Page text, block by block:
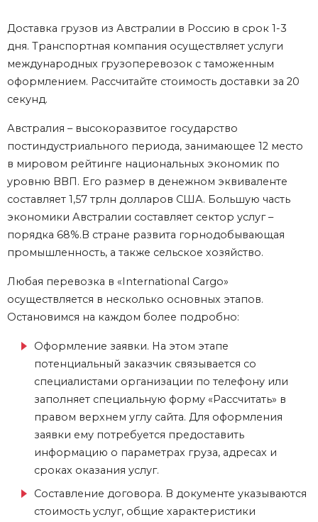
Доставка грузов из Австралии в Россию в срок 1-3
дня. Транспортная компания осуществляет услуги
международных грузоперевозок с таможенным
оформлением. Рассчитайте стоимость доставки за 20
секунд.
Австралия – высокоразвитое государство
постиндустриального периода, занимающее 12 место
в мировом рейтинге национальных экономик по
уровню ВВП. Его размер в денежном эквиваленте
составляет 1,57 трлн долларов США. Большую часть
экономики Австралии составляет сектор услуг –
порядка 68%.В стране развита горнодобывающая
промышленность, а также сельское хозяйство.
Любая перевозка в «International Cargo»
осуществляется в несколько основных этапов.
Остановимся на каждом более подробно:
Оформление заявки. На этом этапе
потенциальный заказчик связывается со
специалистами организации по телефону или
заполняет специальную форму «Рассчитать» в
правом верхнем углу сайта. Для оформления
заявки ему потребуется предоставить
информацию о параметрах груза, адресах и
сроках оказания услуг.
Составление договора. В документе указываются
стоимость услуг, общие характеристики